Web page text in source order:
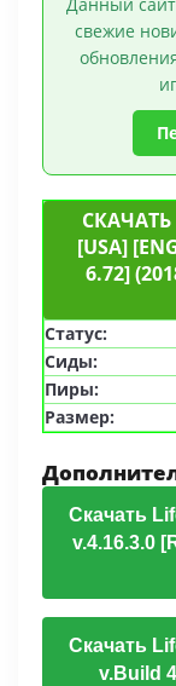
свежие
СКАЧАТЬ
[USA]
6.72]
Статус:
Сиды:
Пиры:
Размер:
Скачать
v.4.16.3.0
Скачать
v.Build